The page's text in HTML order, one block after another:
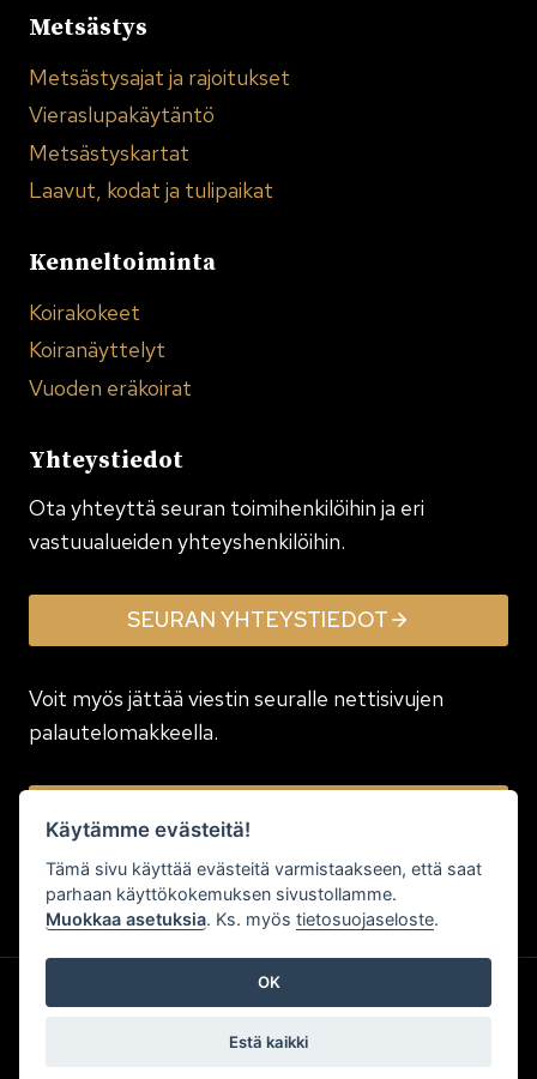
Metsästys
Metsästysajat ja rajoitukset
Vieraslupakäytäntö
Metsästyskartat
Laavut, kodat ja tulipaikat
Kenneltoiminta
Koirakokeet
Koiranäyttelyt
Vuoden eräkoirat
Yhteystiedot
Ota yhteyttä seuran toimi­henkilöihin ja eri
vastuualueiden yhteyshenkilöihin.
SEURAN YHTEYSTIEDOT
Voit myös jättää viestin seuralle nettisivujen
palautelomakkeella.
|Affordia Oy
Käytämme evästeitä!
Tämä sivu käyttää evästeitä varmistaakseen, että saat
parhaan käyttökokemuksen sivustollamme.
Muokkaa asetuksia. Ks. myöstietosuojaseloste.
OK
Estä kaikki